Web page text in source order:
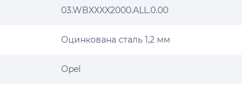
03.WBXXXX2000.ALL.0.00
Оцинкована сталь 1,2 мм
Opel